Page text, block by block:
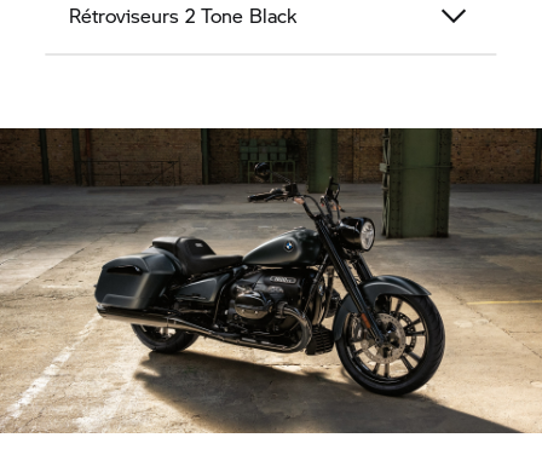
Rétroviseurs 2 Tone Black